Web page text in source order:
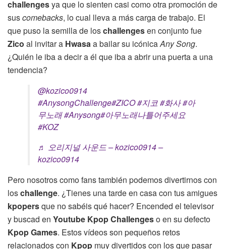
challengesya que lo sienten casi como otra promoción de
suscomebacks, lo cual lleva a más carga de trabajo. El
que puso la semilla de loschallengesen conjunto fue
Zico al invitar a Hwasaa bailar su icónicaAny Song.
¿Quién le iba a decir a él que iba a abrir una puerta a una
tendencia?
@kozico0914
#AnysongChallenge#ZICO#지코#화사#아
무노래#Anysong#아무노래나틀어주세요
#KOZ
♬ 오리지널 사운드 – kozico0914 –
kozico0914
Pero nosotros como fans también podemos divertirnos con
loschallenge. ¿Tienes una tarde en casa con tus amigues
kpopersque no sabéis qué hacer? Encended el televisor
y buscad en Youtube Kpop Challengeso en su defecto
Kpop Games. Estos vídeos son pequeños retos
relacionados con Kpop muy divertidos con los que pasar